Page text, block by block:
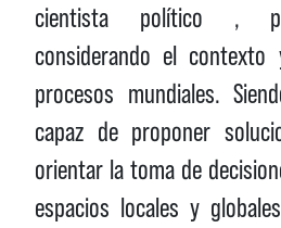
cientista político ,
considerando el
procesos mundiales.
capaz de proponer
orientar la toma de
espacios locales y